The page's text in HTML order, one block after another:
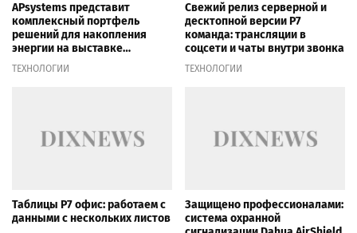
APsystems представит
комплексный портфель
решений для накопления
энергии на выставке
Intersolar Europe 2026
ТЕХНОЛОГИИ
Свежий релиз серверной и
десктопной версии Р7
команда: трансляции в
соцсети и чаты внутри звонка
ТЕХНОЛОГИИ
Таблицы Р7 офис: работаем с
данными с нескольких листов
Защищено профессионалами:
система охранной